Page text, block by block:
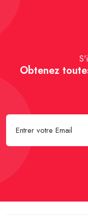
Obtenez